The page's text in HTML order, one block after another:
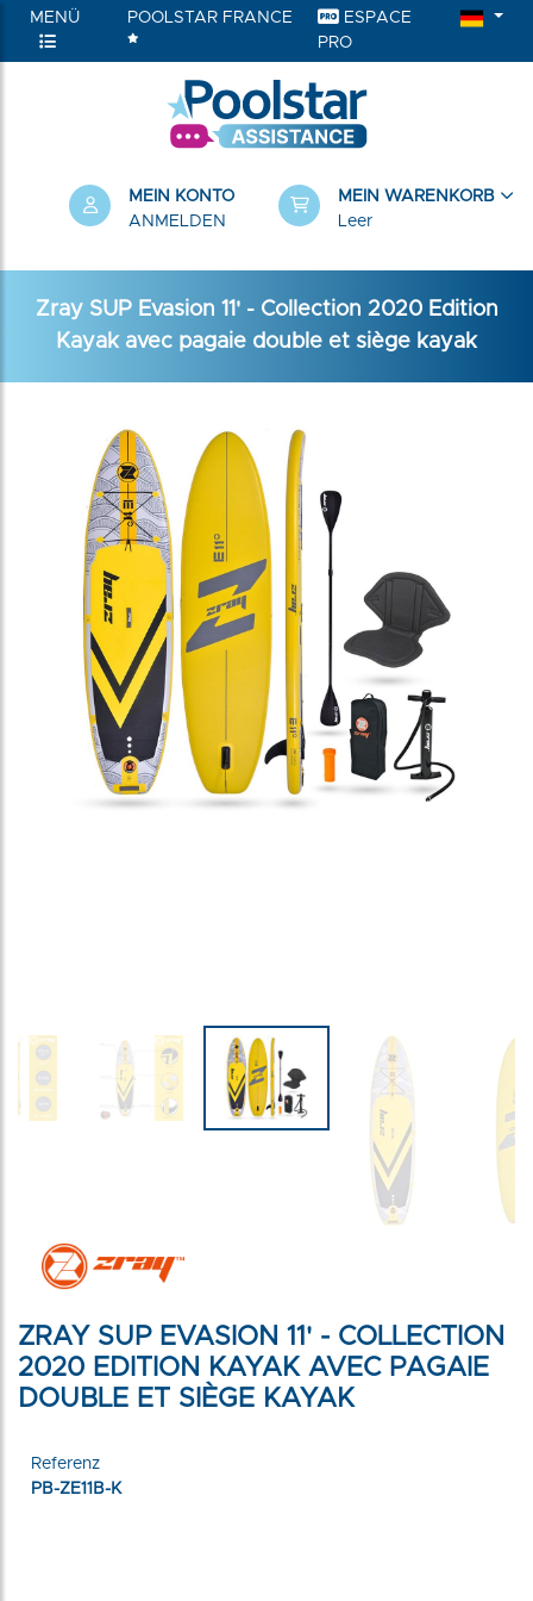
MENÜ POOLSTAR FRANCE
ESPACE
PRO
MEIN KONTO
ANMELDEN
MEIN WARENKORB
Leer
Zray SUP Evasion 11' - Collection 2020 Edition
Kayak avec pagaie double et siège kayak
ZRAY SUP EVASION 11' - COLLECTION
2020 EDITION KAYAK AVEC PAGAIE
DOUBLE ET SIÈGE KAYAK
Referenz
PB-ZE11B-K